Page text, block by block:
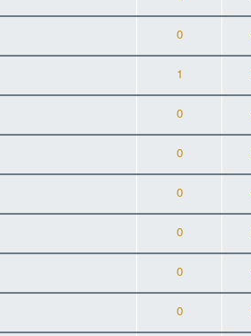
0
1
0
0
0
0
0
0